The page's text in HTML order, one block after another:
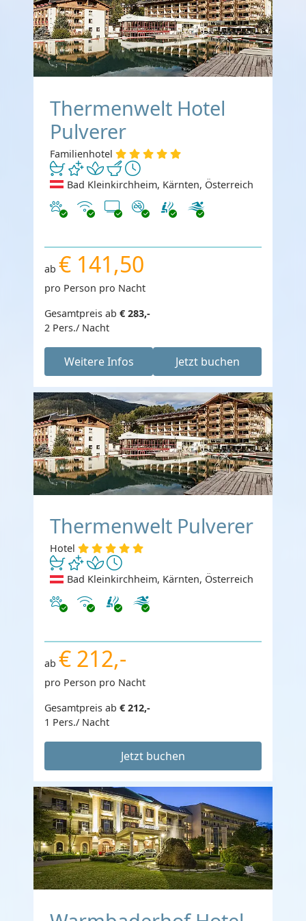
Thermenwelt Hotel
Pulverer
Familienhotel
Bad Kleinkirchheim, Kärnten, Österreich
Haustiere erlaubt
Internet
TV Nichtraucher
ab € 141,50
pro Person pro Nacht
Gesamtpreis ab € 283,-
2 Pers./ Nacht
Weitere Infos Jetzt buchen
Thermenwelt Pulverer
Hotel
Bad Kleinkirchheim, Kärnten, Österreich
Haustiere erlaubt
Internet
ab € 212,-
pro Person pro Nacht
Gesamtpreis ab € 212,-
1 Pers./ Nacht
Jetzt buchen